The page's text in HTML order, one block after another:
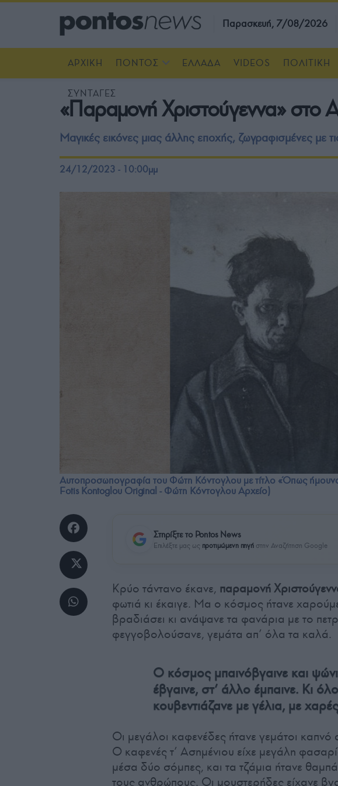
Παρασκευή, 7/08/2026
ΑΡΧΙΚΗ ΠΟΝΤΟΣ ΕΛΛΑΔΑ VIDEOS ΠΟΛΙΤΙΚΗ
ΣΥΝΤΑΓΕΣ
«Παραμονή Χριστούγεννα» στο
Μαγικές εικόνες μιας άλλης εποχής, ζωγραφισμένες με
24/12/2023 - 10:00μμ
Αυτοπροσωπογραφία του Φώτη Κόντογλου με τίτλο «Όπως
Fotis Kontoglou Original - Φώτη Κόντογλου Αρχείο)
Στηρίξτε το Pontos News
Επιλέξτε μας ως προτιμώμενη πηγή στην Αναζήτηση Google
Κρύο τάντανο έκανε, παραμονή
φωτιά κι έκαιγε. Μα ο κόσμος ήτανε
βραδιάσει κι ανάψανε τα φανάρια με το
φεγγοβολούσανε, γεμάτα απ’ όλα τα καλά.
Ο κόσμος μπαινόβγαινε και
έβγαινε, στ’ άλλο έμπαινε. Κι
κουβεντιάζανε με γέλια, με
Οι μεγάλοι καφενέδες ήτανε γεμάτοι
Ο καφενές τ’ Ασημένιου είχε μεγάλη
μέσα δύο σόμπες, και τα τζάμια ήτανε
τους ανθρώπους. Οι μουστερήδες είχανε